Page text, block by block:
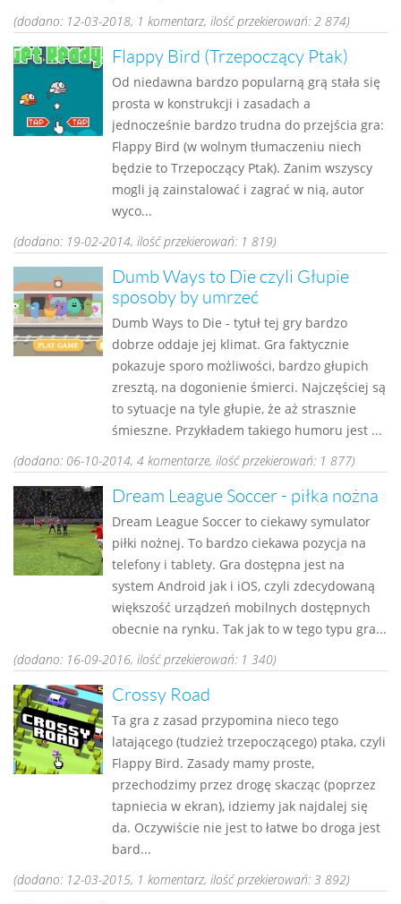
(dodano: 12-03-2018, 1 komentarz, ilość przekierowań: 2 874)
Flappy Bird (Trzepoczący Ptak)
Od niedawna bardzo popularną grą stała się
prosta w konstrukcji i zasadach a
jednocześnie bardzo trudna do przejścia gra:
Flappy Bird (w wolnym tłumaczeniu niech
będzie to Trzepoczący Ptak). Zanim wszyscy
mogli ją zainstalować i zagrać w nią, autor
wyco...
(dodano: 19-02-2014, ilość przekierowań: 1 819)
Dumb Ways to Die czyli Głupie
sposoby by umrzeć
Dumb Ways to Die - tytuł tej gry bardzo
dobrze oddaje jej klimat. Gra faktycznie
pokazuje sporo możliwości, bardzo głupich
zresztą, na dogonienie śmierci. Najczęściej są
to sytuacje na tyle głupie, że aż strasznie
śmieszne. Przykładem takiego humoru jest ...
(dodano: 06-10-2014, 4 komentarze, ilość przekierowań: 1 877)
Dream League Soccer - piłka nożna
Dream League Soccer to ciekawy symulator
piłki nożnej. To bardzo ciekawa pozycja na
telefony i tablety. Gra dostępna jest na
system Android jak i iOS, czyli zdecydowaną
większość urządzeń mobilnych dostępnych
obecnie na rynku. Tak jak to w tego typu gra...
(dodano: 16-09-2016, ilość przekierowań: 1 340)
Crossy Road
Ta gra z zasad przypomina nieco tego
latającego (tudzież trzepoczącego) ptaka, czyli
Flappy Bird. Zasady mamy proste,
przechodzimy przez drogę skacząc (poprzez
tapniecia w ekran), idziemy jak najdalej się
da. Oczywiście nie jest to łatwe bo droga jest
bard...
(dodano: 12-03-2015, 1 komentarz, ilość przekierowań: 3 892)